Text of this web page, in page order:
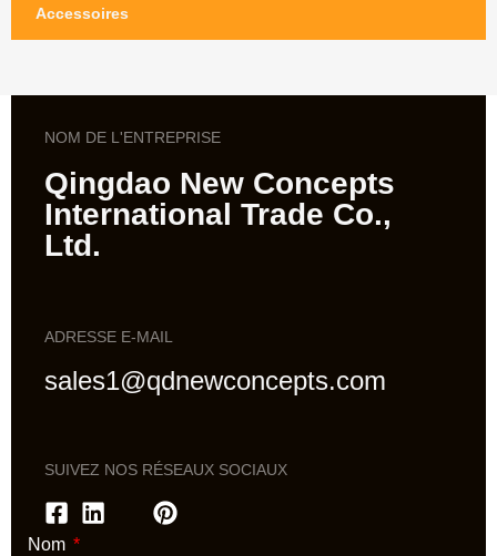
Accessoires
NOM DE L'ENTREPRISE
Qingdao New Concepts
International Trade Co.,
Ltd.
ADRESSE E-MAIL
sales1@qdnewconcepts.com
SUIVEZ NOS RÉSEAUX SOCIAUX
Nom